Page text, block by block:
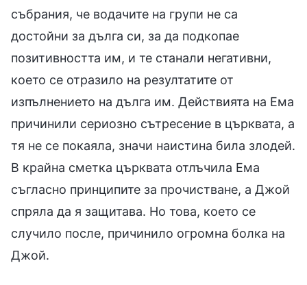
събрания, че водачите на групи не са
достойни за дълга си, за да подкопае
позитивността им, и те станали негативни,
което се отразило на резултатите от
изпълнението на дълга им. Действията на Ема
причинили сериозно сътресение в църквата, а
тя не се покаяла, значи наистина била злодей.
В крайна сметка църквата отлъчила Ема
съгласно принципите за прочистване, а Джой
спряла да я защитава. Но това, което се
случило после, причинило огромна болка на
Джой.